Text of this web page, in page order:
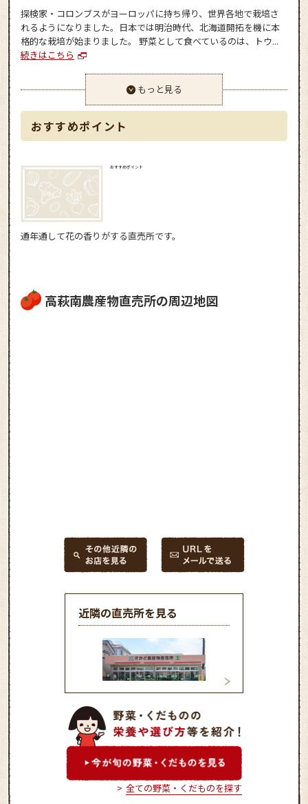
探検家・コロンブスがヨーロッパに持ち帰り、世界各地で栽培さ
れるようになりました。日本では明治時代、北海道開拓を機に本
格的な栽培が始まりました。 野菜として食べているのは、トウ...
続きはこちら
もっと見る
おすすめポイント
おすすめポイント
通年通して花の香りがする直売所です。
高萩南農産物直売所の周辺地図
近隣の直売所を見る
坂戸農産物直売所 あぐれっしゅ日
全ての野菜・くだものを探す